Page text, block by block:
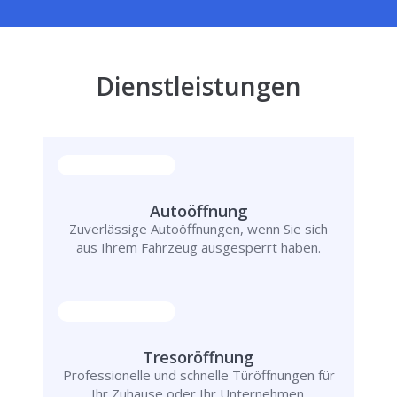
Dienstleistungen
Autoöffnung
Zuverlässige Autoöffnungen, wenn Sie sich
aus Ihrem Fahrzeug ausgesperrt haben.
Tresoröffnung
Professionelle und schnelle Türöffnungen für
Ihr Zuhause oder Ihr Unternehmen.